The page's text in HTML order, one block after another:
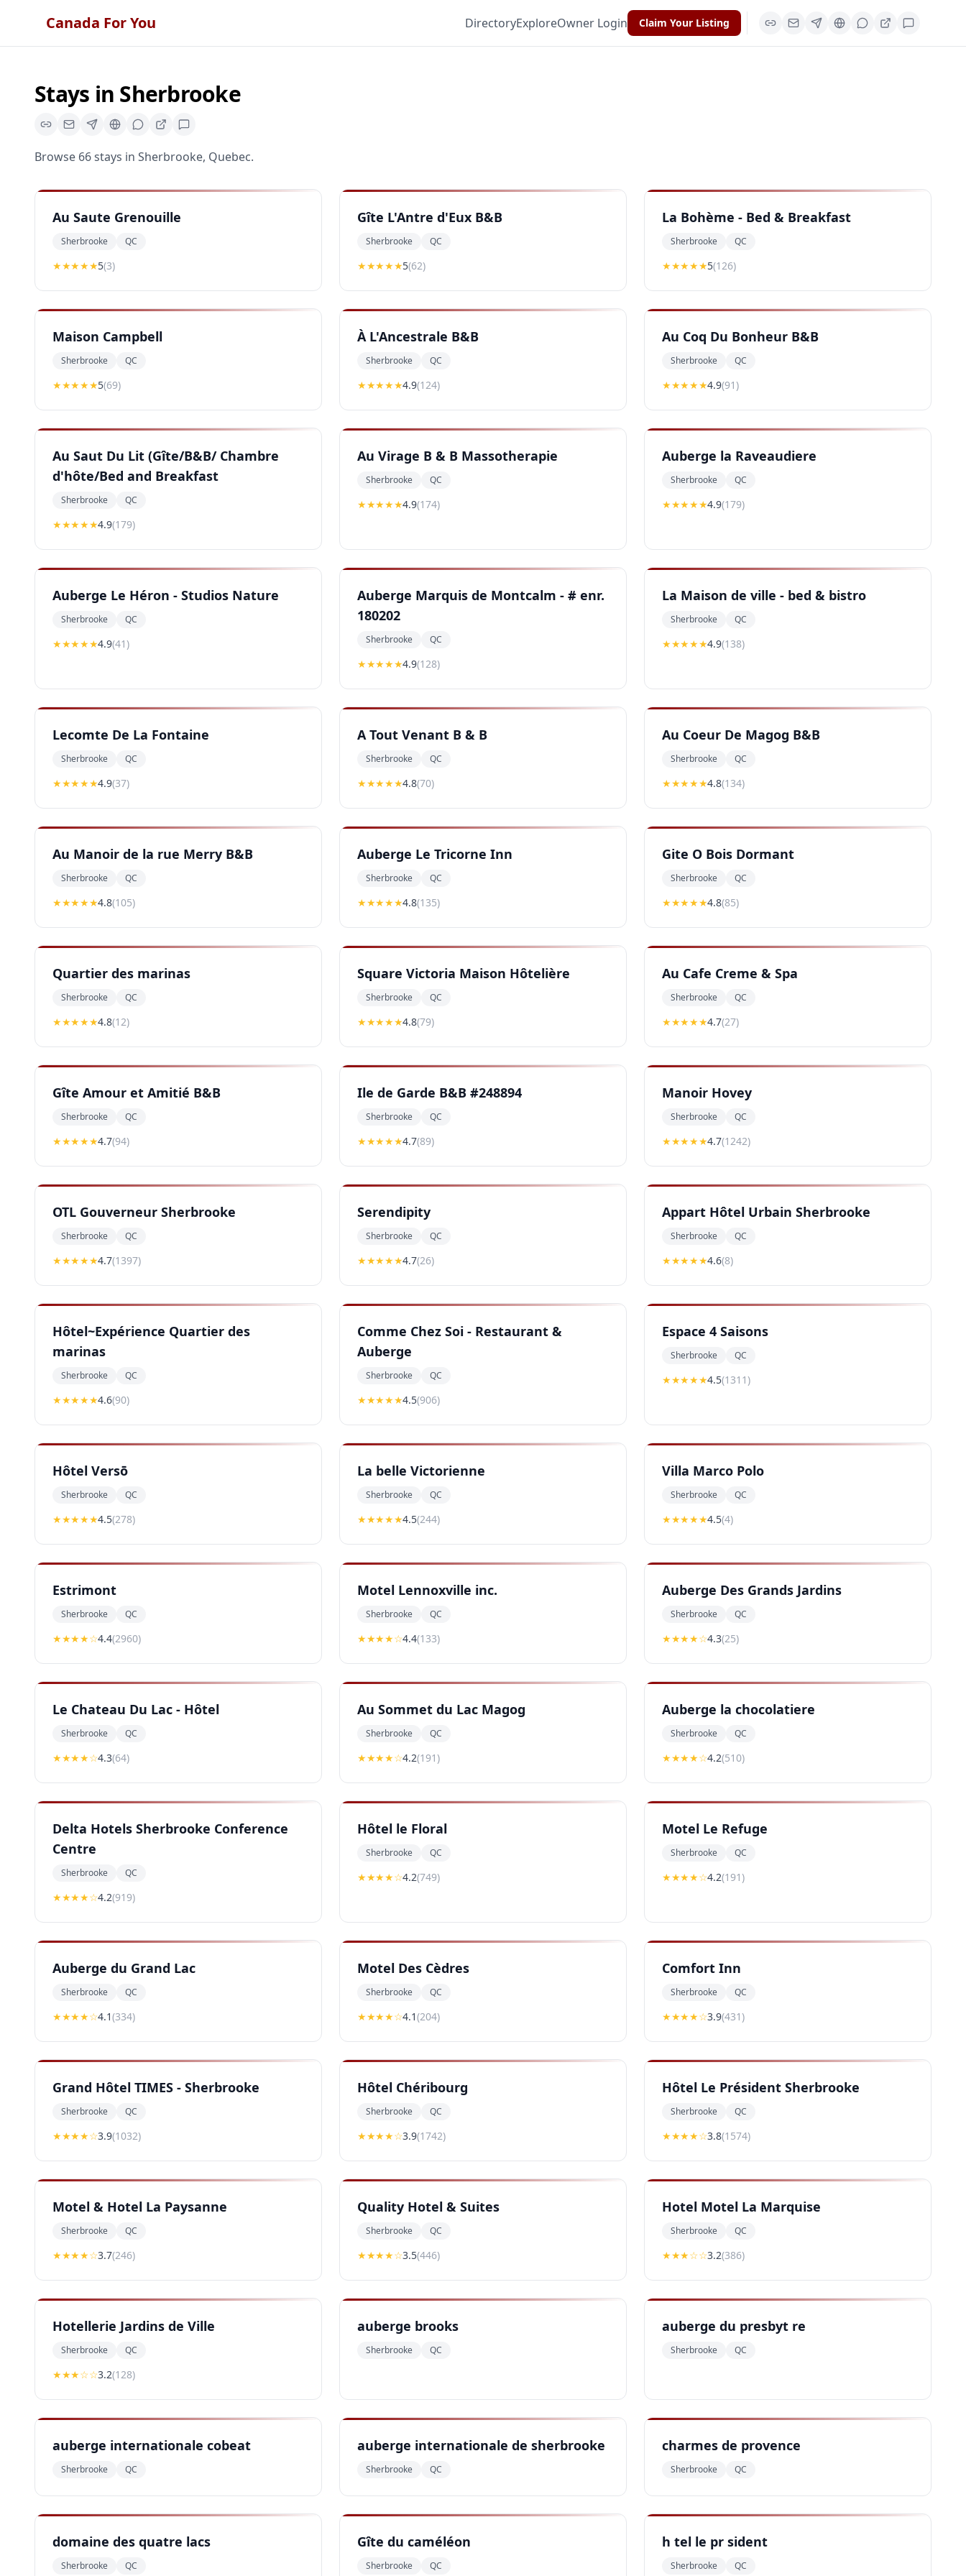
Canada For You DirectoryExploreOwner Login Claim Your Listing
Stays in Sherbrooke
Browse 66stays in Sherbrooke, Quebec.
Au Saute Grenouille
Sherbrooke QC
★★★★★5(3)
Gîte L'Antre d'Eux B&B
Sherbrooke QC
★★★★★5(62)
La Bohème - Bed & Breakfast
Sherbrooke QC
★★★★★5(126)
Maison Campbell
Sherbrooke QC
★★★★★5(69)
À L'Ancestrale B&B
Sherbrooke QC
★★★★★4.9(124)
Au Coq Du Bonheur B&B
Sherbrooke QC
★★★★★4.9(91)
Au Saut Du Lit (Gîte/B&B/ Chambre
d'hôte/Bed and Breakfast
Sherbrooke QC
★★★★★4.9(179)
Au Virage B & B Massotherapie
Sherbrooke QC
★★★★★4.9(174)
Auberge la Raveaudiere
Sherbrooke QC
★★★★★4.9(179)
Auberge Le Héron - Studios Nature
Sherbrooke QC
★★★★★4.9(41)
Auberge Marquis de Montcalm - # enr.
180202
Sherbrooke QC
★★★★★4.9(128)
La Maison de ville - bed & bistro
Sherbrooke QC
★★★★★4.9(138)
Lecomte De La Fontaine
Sherbrooke QC
★★★★★4.9(37)
A Tout Venant B & B
Sherbrooke QC
★★★★★4.8(70)
Au Coeur De Magog B&B
Sherbrooke QC
★★★★★4.8(134)
Au Manoir de la rue Merry B&B
Sherbrooke QC
★★★★★4.8(105)
Auberge Le Tricorne Inn
Sherbrooke QC
★★★★★4.8(135)
Gite O Bois Dormant
Sherbrooke QC
★★★★★4.8(85)
Quartier des marinas
Sherbrooke QC
★★★★★4.8(12)
Square Victoria Maison Hôtelière
Sherbrooke QC
★★★★★4.8(79)
Au Cafe Creme & Spa
Sherbrooke QC
★★★★★4.7(27)
Gîte Amour et Amitié B&B
Sherbrooke QC
★★★★★4.7(94)
Ile de Garde B&B #248894
Sherbrooke QC
★★★★★4.7(89)
Manoir Hovey
Sherbrooke QC
★★★★★4.7(1242)
OTL Gouverneur Sherbrooke
Sherbrooke QC
★★★★★4.7(1397)
Serendipity
Sherbrooke QC
★★★★★4.7(26)
Appart Hôtel Urbain Sherbrooke
Sherbrooke QC
★★★★★4.6(8)
Hôtel~Expérience Quartier des
marinas
Sherbrooke QC
★★★★★4.6(90)
Comme Chez Soi - Restaurant &
Auberge
Sherbrooke QC
★★★★★4.5(906)
Espace 4 Saisons
Sherbrooke QC
★★★★★4.5(1311)
Hôtel Versō
Sherbrooke QC
★★★★★4.5(278)
La belle Victorienne
Sherbrooke QC
★★★★★4.5(244)
Villa Marco Polo
Sherbrooke QC
★★★★★4.5(4)
Estrimont
Sherbrooke QC
★★★★☆4.4(2960)
Motel Lennoxville inc.
Sherbrooke QC
★★★★☆4.4(133)
Auberge Des Grands Jardins
Sherbrooke QC
★★★★☆4.3(25)
Le Chateau Du Lac - Hôtel
Sherbrooke QC
★★★★☆4.3(64)
Au Sommet du Lac Magog
Sherbrooke QC
★★★★☆4.2(191)
Auberge la chocolatiere
Sherbrooke QC
★★★★☆4.2(510)
Delta Hotels Sherbrooke Conference
Centre
Sherbrooke QC
★★★★☆4.2(919)
Hôtel le Floral
Sherbrooke QC
★★★★☆4.2(749)
Motel Le Refuge
Sherbrooke QC
★★★★☆4.2(191)
Auberge du Grand Lac
Sherbrooke QC
★★★★☆4.1(334)
Motel Des Cèdres
Sherbrooke QC
★★★★☆4.1(204)
Comfort Inn
Sherbrooke QC
★★★★☆3.9(431)
Grand Hôtel TIMES - Sherbrooke
Sherbrooke QC
★★★★☆3.9(1032)
Hôtel Chéribourg
Sherbrooke QC
★★★★☆3.9(1742)
Hôtel Le Président Sherbrooke
Sherbrooke QC
★★★★☆3.8(1574)
Motel & Hotel La Paysanne
Sherbrooke QC
★★★★☆3.7(246)
Quality Hotel & Suites
Sherbrooke QC
★★★★☆3.5(446)
Hotel Motel La Marquise
Sherbrooke QC
★★★☆☆3.2(386)
Hotellerie Jardins de Ville
Sherbrooke QC
★★★☆☆3.2(128)
auberge brooks
Sherbrooke QC
auberge du presbyt re
Sherbrooke QC
auberge internationale cobeat
Sherbrooke QC
auberge internationale de sherbrooke
Sherbrooke QC
charmes de provence
Sherbrooke QC
domaine des quatre lacs
Sherbrooke QC
Gîte du caméléon
Sherbrooke QC
h tel le pr sident
Sherbrooke QC